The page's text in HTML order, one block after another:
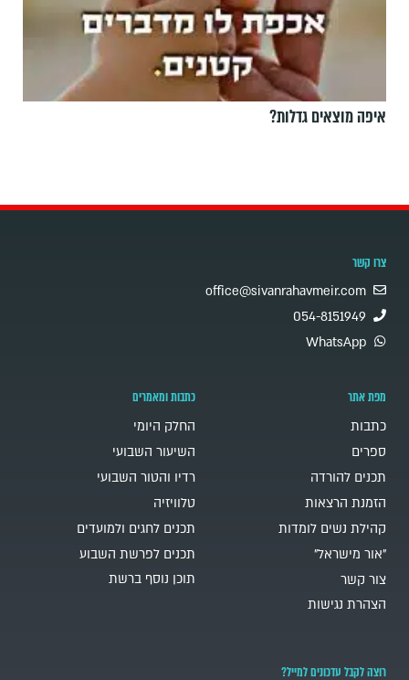
איפה מוצאים גדלות?
צרו קשר
office@sivanrahavmeir.com
054-8151949
WhatsApp
מפת אתר
כתבות
ספרים
תכנים להורדה
הזמנת הרצאות
קהילת נשים לומדות
"אור מישראל"
צור קשר
הצהרת נגישות
כתבות ומאמרים
החלק היומי
השיעור השבועי
רדיו והטור השבועי
טלוויזיה
תכנים לחגים ולמועדים
תכנים לפרשת השבוע
תוכן נוסף ברשת
רוצה לקבל עדכונים למייל?